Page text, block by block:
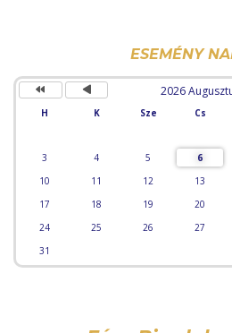
ESEMÉNY
2026
H K Sze Cs
3
4 5 6
10
11 12 13
17
18 19 20
24
25 26 27
31